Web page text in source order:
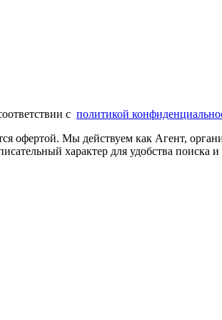
с политикой
офертой. Мы действуем как Агент,
характер для удобства